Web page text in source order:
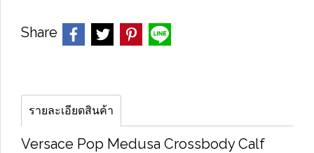
Share
รายละเอียดสินค้า
Versace Pop Medusa Crossbody Calf